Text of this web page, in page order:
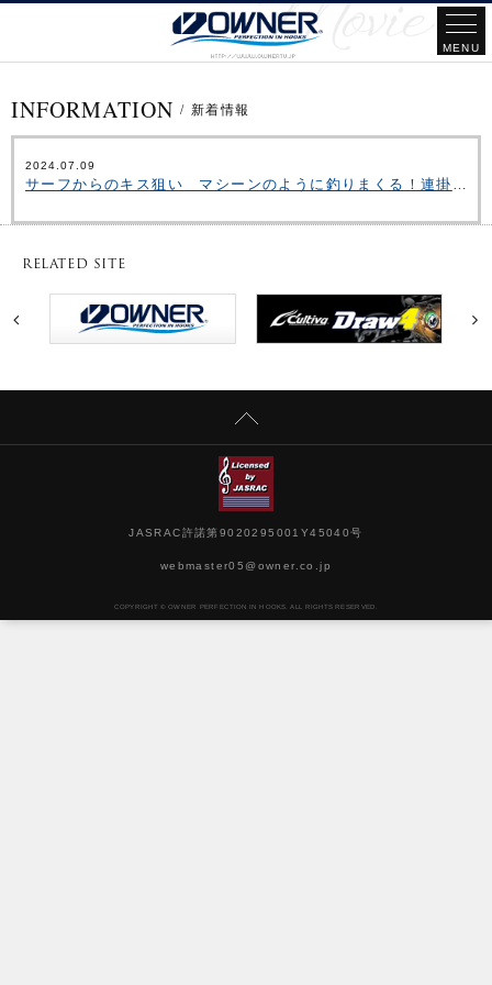
INFORMATION / 新着情報
2024.07.09
サーフからのキス狙い マシーンのように釣りまくる！連掛！良型ヒットが連発‼
RELATED SITE
JASRAC許諾第9020295001Y45040号
webmaster05@owner.co.jp
COPYRIGHT © OWNER PERFECTION IN HOOKS. ALL RIGHTS RESERVED.